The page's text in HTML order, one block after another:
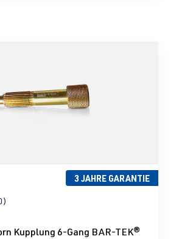
3 JAHRE GARANTIE
Bewertung von 0 von 5 Sternen
Kupplung 6-Gang BAR-TEK®